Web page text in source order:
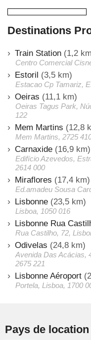
Destinations
Train Station (1,2
Centro Comercial
Estoril (3,5 km)
Estacao Cp Tamariz,
Oeiras (11,1 km)
Oeiras Tagus Park,
122
Mem Martins (12,8
Mem Martins, 2725
Carnaxide (16,9 km)
Edifício Azevedos,
2614 000
Miraflores (17,4 km)
Ed.amadeu Sousa
Lisbonne (23,5 km)
Lisboa, 1050 016
Lisbonne Rua
Rua Castilho, 72,
Odivelas (24,8 km)
Avenida Das Acácias,
2675 221
Lisbonne Aéroport
Portela, Lisboa, 1700
Pays de